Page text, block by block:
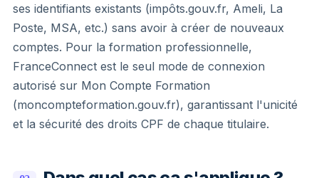
ses identifiants existants (impôts.gouv.fr, Ameli, La
Poste, MSA, etc.) sans avoir à créer de nouveaux
comptes. Pour la formation professionnelle,
FranceConnect est le seul mode de connexion
autorisé sur Mon Compte Formation
(moncompteformation.gouv.fr), garantissant l'unicité
et la sécurité des droits CPF de chaque titulaire.